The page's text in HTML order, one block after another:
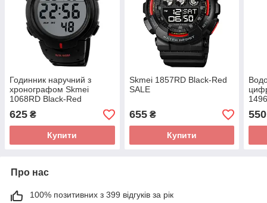
Годинник наручний з
хронографом Skmei
1068RD Black-Red
625 ₴
Купити
Skmei 1857RD Black-Red
SALE
655₴
Купити
550
Про нас
100% позитивних з 399 відгуків за рік